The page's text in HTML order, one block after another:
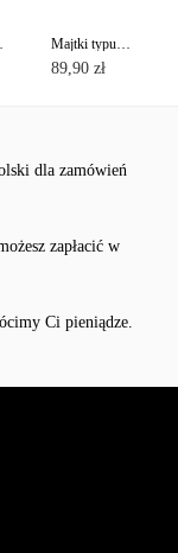
TP2178 Majtki typu "figi" ze średnim stanem SECRET GARDEN TP2178
89,90 zł
dla zamówień
zapłacić w
Ci pieniądze.